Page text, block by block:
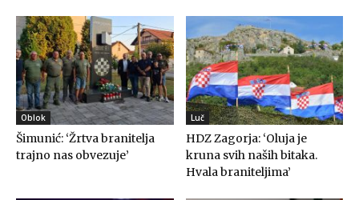
Oblok
Šimunić: ‘Žrtva branitelja
trajno nas obvezuje’
Luč
HDZ Zagorja: ‘Oluja je
kruna svih naših bitaka.
Hvala braniteljima’